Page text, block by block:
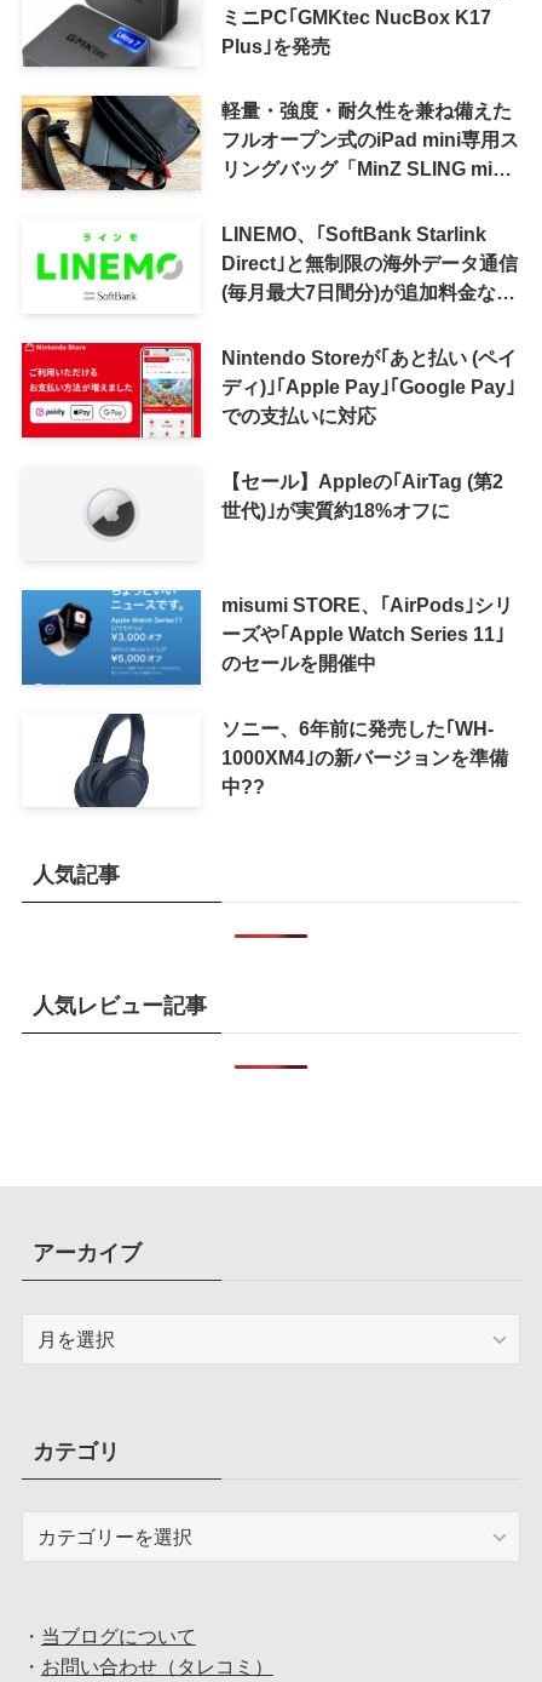
ミニPC｢GMKtec NucBox K17
Plus｣を発売
軽量・強度・耐久性を兼ね備えた
フルオープン式のiPad mini専用ス
リングバッグ「MinZ SLING mini
LINEMO、｢SoftBank Starlink
Direct｣と無制限の海外データ通信
(毎月最大7日間分)が追加料金なし
Nintendo Storeが｢あと払い (ペイ
ディ)｣｢Apple Pay｣｢Google Pay｣
での支払いに対応
【セール】Appleの｢AirTag (第2
世代)｣が実質約18%オフに
misumi STORE、｢AirPods｣シリ
ーズや｢Apple Watch Series 11｣
のセールを開催中
ソニー、6年前に発売した｢WH-
1000XM4｣の新バージョンを準備
中??
人気記事
人気レビュー記事
アーカイブ
ブカテゴリ
・ 当ブログについて
・ お問い合わせ（タレコミ）